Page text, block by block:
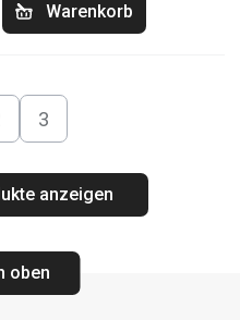
Warenkorb
3
anzeigen
oben